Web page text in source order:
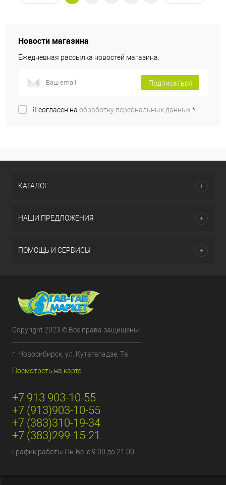
Новости магазина
Ежедневная рассылка новостей магазина.
Подписаться
Я согласен на обработку персональных данных.*
КАТАЛОГ
НАШИ ПРЕДЛОЖЕНИЯ
ПОМОЩЬ И СЕРВИСЫ
Copyright 2023 © Все права защищены.
г. Новосибирск, ул. Кутателадзе, 7а
Посмотреть на карте
+7 913 903-10-55
+7 (913)903-10-55
+7 (383)310-19-34
+7 (383)299-15-21
График работы Пн-Вс: с 9:00 до 21:00